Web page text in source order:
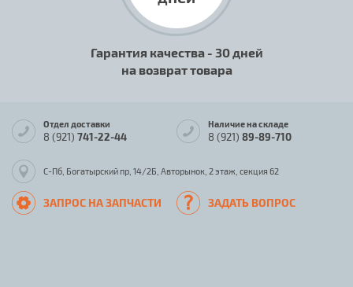
Гарантия качества - 30 дней
на возврат товара
Отдел доставки
8 (921) 741-22-44
Наличие на складе
8 (921) 89-89-710
С-Пб, Богатырский пр, 14/2Б, Авторынок, 2 этаж, секция 62
ЗАПРОС НА ЗАПЧАСТИ ЗАДАТЬ ВОПРОС